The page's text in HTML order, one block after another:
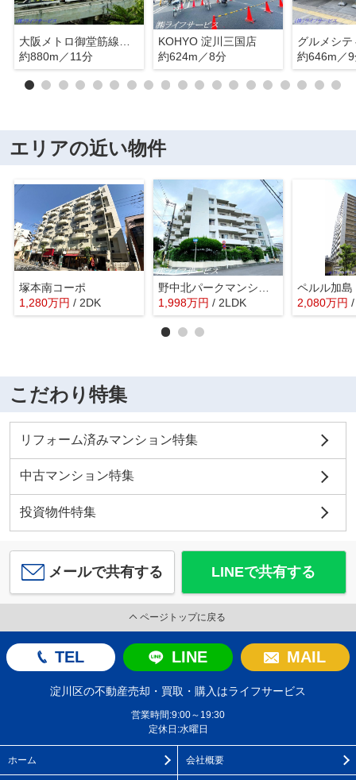
約880m／11分
KOHYO 淀川三国店
約624m／8分
グルメシ
約646m／
エリアの近い物件
塚本南コーポ
1,280万円 / 2DK
1,998万円 / 2LDK
ペルル加島
2,080万円
こだわり特集
リフォーム済みマンション特集
中古マンション特集
投資物件特集
メールで共有する LINEで共有する
ページトップに戻る
TEL LINE MAIL
淀川区の不動産売却・買取・購入はライフサービス
営業時間:9:00～19:30
定休日:水曜日
ホーム 会社概要